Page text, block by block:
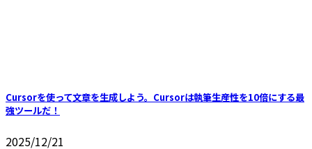
Cursorを使って文章を生成しよう。Cursorは執筆生産性を10倍にする最
強ツールだ！
2025/12/21